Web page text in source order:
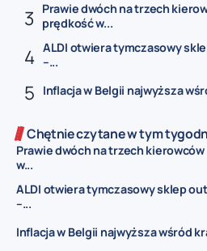
Prawie dwóch na trzech
prędkość w...
ALDI otwiera tymczasowy
–...
Inflacja w Belgii najwyższa
Chętnie czytane w tym
Prawie dwóch na trzech
w...
ALDI otwiera tymczasowy sklep
–...
Inflacja w Belgii najwyższa wśród